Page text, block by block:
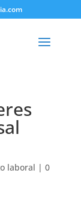
laboral | 0